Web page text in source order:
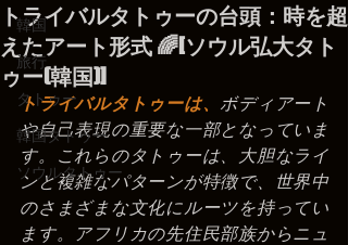
韓国
旅行
タトゥー
韓国タトゥー
ソウルタトゥー
トライバルタトゥーの台頭：時を超
えたアート形式 🌈[ソウル弘大タト
ゥー(韓国)]
トライバルタトゥーは、 ボディアート
や自己表現の重要な一部となっていま
す。これらのタトゥーは、大胆なライ
ンと複雑なパターンが特徴で、世界中
のさまざまな文化にルーツを持ってい
ます。アフリカの先住民部族からニュ